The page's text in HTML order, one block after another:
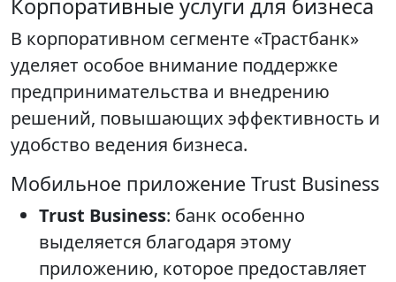
Корпоративные услуги для бизнеса
В корпоративном сегменте «Трастбанк»
уделяет особое внимание поддержке
предпринимательства и внедрению
решений, повышающих эффективность и
удобство ведения бизнеса.
Мобильное приложение Trust Business
Trust Business: банк особенно
выделяется благодаря этому
приложению, которое предоставляет